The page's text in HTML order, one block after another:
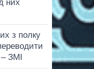
них
з полку
– ЗМІ